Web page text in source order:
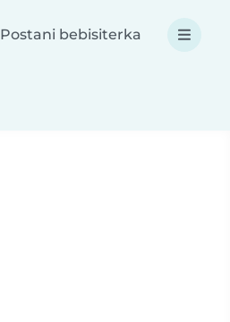
Postani bebisiterka